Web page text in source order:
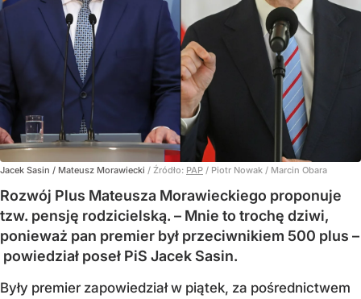
Jacek Sasin / Mateusz Morawiecki / Źródło: PAP / Piotr Nowak / Marcin Obara
Rozwój Plus Mateusza Morawieckiego proponuje
tzw. pensję rodzicielską. – Mnie to trochę dziwi,
ponieważ pan premier był przeciwnikiem 500 plus –
powiedział poseł PiS Jacek Sasin.
Były premier zapowiedział w piątek, za pośrednictwem